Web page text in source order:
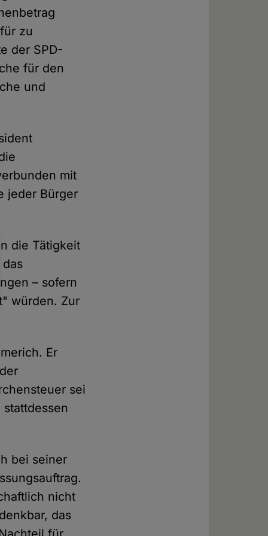
zu
der SPD-
für den
und
mit
jeder Bürger
die Tätigkeit
– sofern
würden. Zur
Er
sei
bei seiner
nicht
das